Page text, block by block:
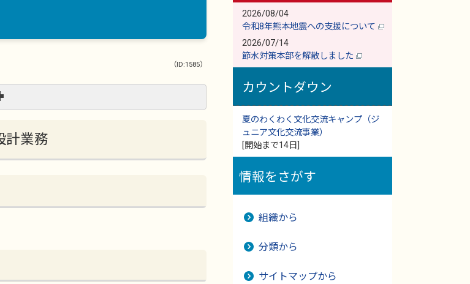
（ID:1585）
計業務
2026/08/04
令和8年熊本地震への支援について
2026/07/14
節水対策本部を解散しました
カウントダウン
夏のわくわく文化交流キャンプ（ジ
ュニア文化交流事業）
[開始まで14日]
情報をさがす
組織から
分類から
サイトマップから